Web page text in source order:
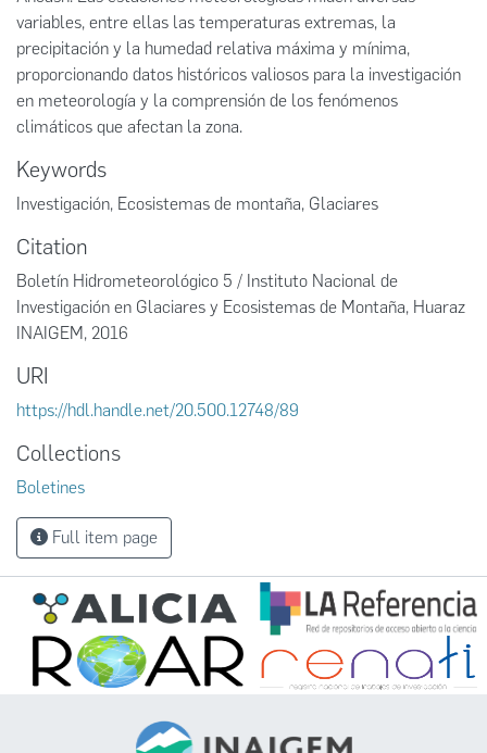
variables, entre ellas las temperaturas extremas, la
precipitación y la humedad relativa máxima y mínima,
proporcionando datos históricos valiosos para la investigación
en meteorología y la comprensión de los fenómenos
climáticos que afectan la zona.
Keywords
Investigación, Ecosistemas de montaña, Glaciares
Citation
Boletín Hidrometeorológico 5 / Instituto Nacional de
Investigación en Glaciares y Ecosistemas de Montaña, Huaraz
INAIGEM, 2016
URI
https://hdl.handle.net/20.500.12748/89
Collections
Boletines
Full item page